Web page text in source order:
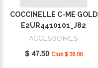
COCCINELLE C-ME GOLD
E2UR4410101_J82
ACCESSOIRES
$ 47.50 Club $ 38.00